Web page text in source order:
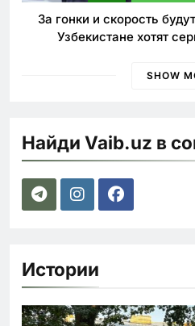
За гонки и скорость
Узбекистане хотят
SHOW
Найди Vaib.uz в
Истории